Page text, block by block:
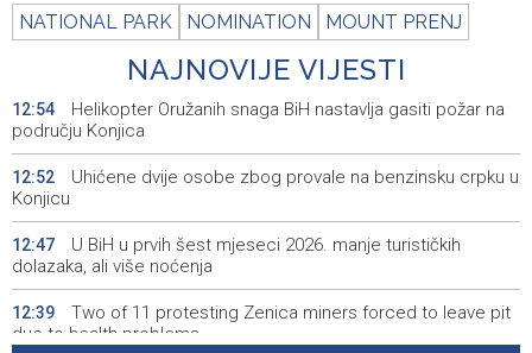
NATIONAL PARK NOMINATION MOUNT PRENJ
NAJNOVIJE VIJESTI
12:54
Helikopter Oružanih snaga BiH nastavlja gasiti požar na
području Konjica
12:52
Uhićene dvije osobe zbog provale na benzinsku crpku u
Konjicu
12:47
U BiH u prvih šest mjeseci 2026. manje turističkih
dolazaka, ali više noćenja
12:39
Two of 11 protesting Zenica miners forced to leave pit
due to health problems